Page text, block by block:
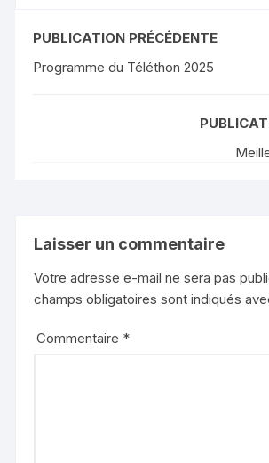
PUBLICATION PRÉCÉDENTE
Programme du Téléthon 2025
Laisser un commentaire
Votre adresse e-mail ne sera pas
champs obligatoires sont indiqués
Commentaire *